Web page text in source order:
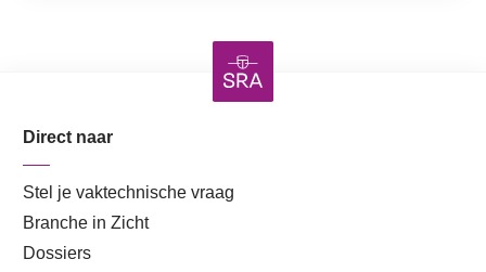
Direct naar
Stel je vaktechnische vraag
Branche in Zicht
Dossiers